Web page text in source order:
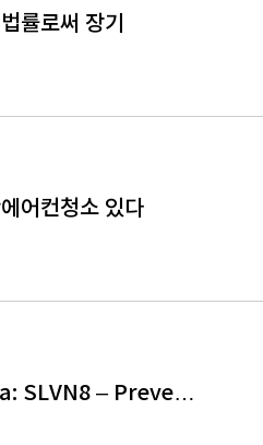
률로써 장기
어컨청소 있다
SLVN8 – Preve…